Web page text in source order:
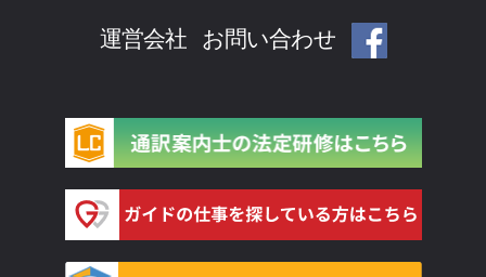
運営会社 お問い合わせ